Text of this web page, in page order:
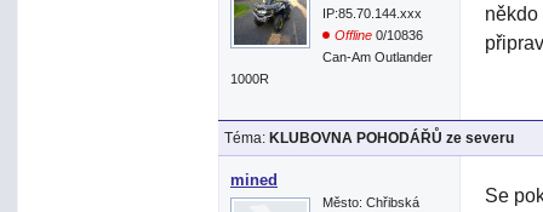
IP:85.70.144.xxx
Offline 0/10836
Can-Am Outlander
1000R
Téma: KLUBOVNA POHODÁŘŮ ze severu
mined
Město: Chřibská
Se